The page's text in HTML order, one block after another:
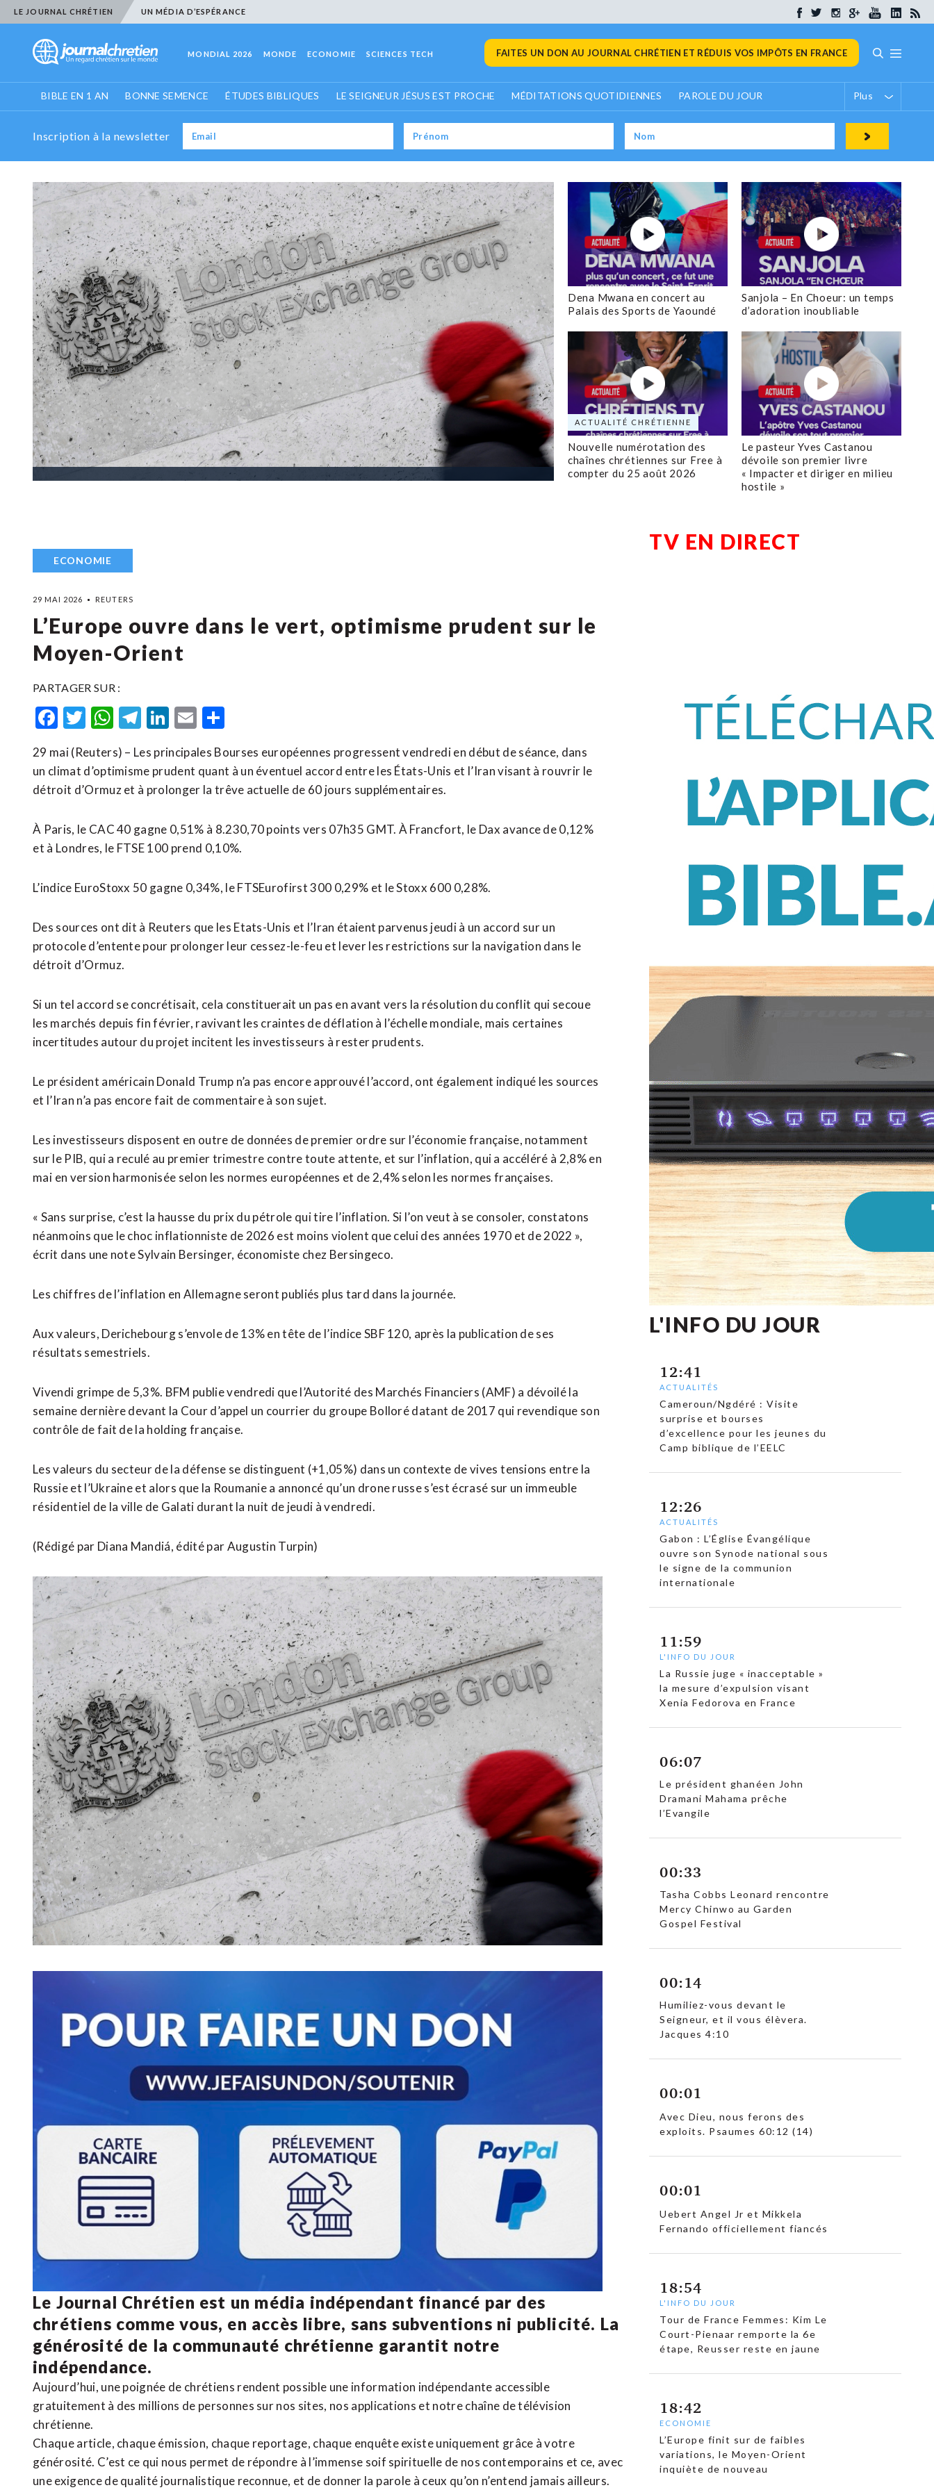
LE JOURNAL CHRÉTIEN UN MÉDIA D’ESPÉRANCE
MONDIAL 2026 MONDE ECONOMIE SCIENCES TECH FAITES UN DON AU JOURNAL CHRÉTIEN ET RÉDUIS VOS IMPÔTS EN FRANCE
BIBLE EN 1 AN BONNE SEMENCE ÉTUDES BIBLIQUES LE SEIGNEUR JÉSUS EST PROCHE MÉDITATIONS QUOTIDIENNES PAROLE DU JOUR Plus
Inscription à la newsletter
Dena Mwana en concert au
Palais des Sports de Yaoundé
Sanjola – En Choeur: un temps
d’adoration inoubliable
ACTUALITÉ CHRÉTIENNE
Nouvelle numérotation des
chaînes chrétiennes sur Free à
compter du 25 août 2026
Le pasteur Yves Castanou
dévoile son premier livre
« Impacter et diriger en milieu
hostile »
ECONOMIE
29 MAI 2026 REUTERS
L’Europe ouvre dans le vert, optimisme prudent sur le
Moyen-Orient
PARTAGER SUR :
Facebook
Twitter
WhatsApp
Telegram
LinkedIn
Email
29 mai (Reuters) – Les principales Bourses européennes progressent vendredi en début de séance, dans
un climat d’optimisme prudent quant à un éventuel accord entre les États-Unis et l’Iran visant à rouvrir le
détroit d’Ormuz et à prolonger la trêve actuelle de 60 jours supplémentaires.
À Paris, le CAC 40 gagne ​0,51% à ‌8.230,70 points vers 07h35 GMT. À Francfort, le ​Dax avance de 0,12%
⁠et à Londres, le FTSE 100 prend 0,10%.
L’indice EuroStoxx 50 gagne ‌0,34%, le FTSEurofirst 300 ‌0,29% et le Stoxx 600 0,28%.
Des sources ont dit à Reuters que les Etats-Unis et l’Iran étaient parvenus jeudi à un accord sur un
protocole d’entente pour prolonger leur ​cessez-le-feu et lever les restrictions sur la navigation dans le
détroit d’Ormuz.
Si un tel accord se concrétisait, cela constituerait un pas en avant vers la résolution du conflit qui secoue
les marchés depuis fin février, ravivant les craintes de déflation à l’échelle mondiale, mais certaines
incertitudes autour du projet incitent les ⁠investisseurs à rester prudents.
Le président américain Donald Trump n’a pas encore approuvé l’accord, ont également indiqué ⁠les sources
et l’Iran n’a pas encore fait de commentaire à son sujet.
Les investisseurs disposent en outre de données de premier ordre sur l’économie française, notamment
sur le PIB, qui a reculé au premier trimestre contre toute attente, et sur l’inflation, qui a accéléré à 2,8% en
mai ⁠en ‌version harmonisée selon les normes européennes et de 2,4% selon les normes françaises.
« Sans ⁠surprise, c’est la hausse du prix du pétrole qui tire ​l’inflation. Si l’on ​veut à se consoler, constatons
néanmoins que le choc inflationniste de 2026 est moins violent que celui ​des années 1970 et de 2022 »,
écrit dans une note Sylvain Bersinger, économiste chez Bersingeco.
Les chiffres de l’inflation en Allemagne seront ‌publiés plus tard dans ​la journée.
Aux valeurs, Derichebourg s’envole de 13% en tête de l’indice SBF 120, après la publication ​de ses
résultats semestriels.
Vivendi grimpe de 5,3%. BFM publie vendredi que l’Autorité des Marchés Financiers (AMF) a dévoilé la
semaine dernière devant la Cour d’appel un courrier du groupe Bolloré datant de 2017 qui revendique son
contrôle de fait de la holding française.
Les valeurs du secteur de la défense se distinguent (+1,05%) dans un contexte de vives ⁠tensions entre la
Russie et l’Ukraine et alors que la Roumanie a annoncé qu’un drone russe s’est écrasé sur un immeuble
résidentiel de la ville de ​Galati durant la nuit de jeudi à vendredi.
(Rédigé par ​Diana Mandiá, édité par Augustin Turpin)
Le Journal Chrétien est un média indépendant financé par des
chrétiens comme vous, en accès libre, sans subventions ni publicité. La
générosité de la communauté chrétienne garantit notre
indépendance.
Aujourd’hui, une poignée de chrétiens rendent possible une information indépendante accessible
gratuitement à des millions de personnes sur nos sites, nos applications et notrechaîne de télévision
chrétienne.
Chaque article, chaque émission, chaque reportage, chaque enquête existe uniquement grâce à votre
générosité. C’est ce qui nous permet de répondre à l’immense soif spirituelle de nos contemporains et ce, avec
une exigence de qualité journalistique reconnue, et de donner la parole à ceux qu’on n’entend jamais ailleurs.
TV EN DIRECT
L'INFO DU JOUR
12:41
ACTUALITÉS
Cameroun/Ngdéré : Visite
surprise et bourses
d’excellence pour les jeunes du
Camp biblique de l’EELC
12:26
ACTUALITÉS
Gabon : L’Église Évangélique
ouvre son Synode national sous
le signe de la communion
internationale
11:59
L'INFO DU JOUR
La Russie juge « inacceptable »
la mesure d’expulsion visant
Xenia Fedorova en France
06:07
Le président ghanéen John
Dramani Mahama prêche
l’Evangile
00:33
Tasha Cobbs Leonard rencontre
Mercy Chinwo au Garden
Gospel Festival
00:14
Humiliez-vous devant le
Seigneur, et il vous élèvera.
Jacques 4:10
00:01
Avec Dieu, nous ferons des
exploits. Psaumes 60:12 (14)
00:01
Uebert Angel Jr et Mikkela
Fernando officiellement fiancés
18:54
L'INFO DU JOUR
Tour de France Femmes: Kim Le
Court-Pienaar remporte la 6e
étape, Reusser reste en jaune
18:42
ECONOMIE
L’Europe finit sur de faibles
variations, le Moyen-Orient
inquiète de nouveau